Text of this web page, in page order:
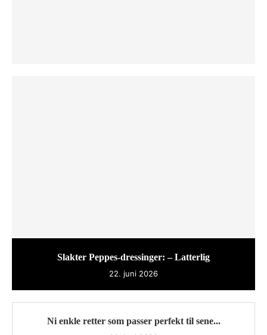
Slakter Peppes-dressinger: – Latterlig
22. juni 2026
Ni enkle retter som passer perfekt til sene...